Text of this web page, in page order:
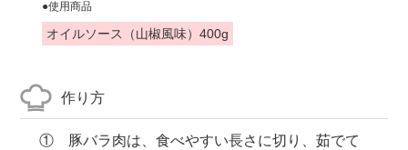
●使用商品
オイルソース（山椒風味）400g
作り方
① 豚バラ肉は、食べやすい長さに切り、茹でて